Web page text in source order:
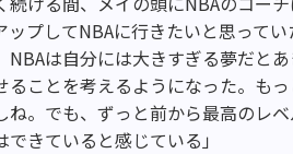
プしてNBAに行きたいと思って
は自分には大きすぎる夢だと
ることを考えるようになった。も
ね。でも、ずっと前から最高のレ
きていると感じている」